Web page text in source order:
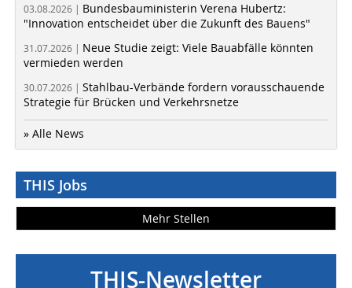
03.08.2026 | Bundesbauministerin Verena Hubertz:
"Innovation entscheidet über die Zukunft des Bauens"
31.07.2026 | Neue Studie zeigt: Viele Bauabfälle könnten
vermieden werden
30.07.2026 | Stahlbau-Verbände fordern vorausschauende
Strategie für Brücken und Verkehrsnetze
» Alle News
THIS Jobs
Mehr Stellen
THIS-Newsletter